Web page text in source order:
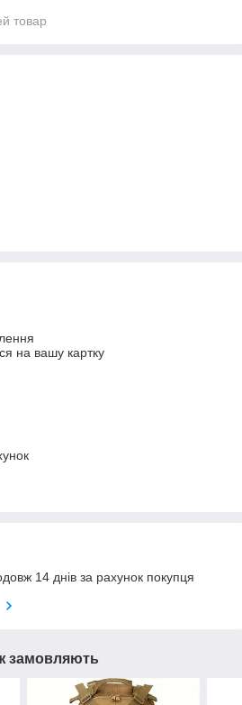
товар
на вашу картку
14 днів за рахунок покупця
замовляють